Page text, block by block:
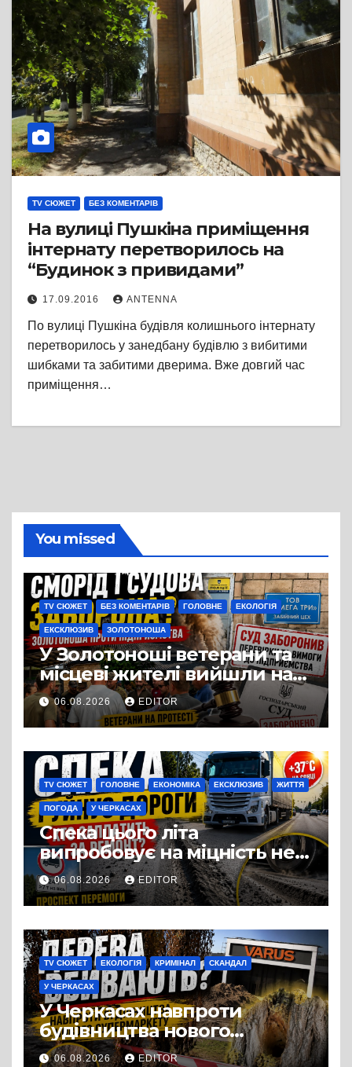
TV СЮЖЕТ БЕЗ КОМЕНТАРІВ
На вулиці Пушкіна приміщення
інтернату перетворилось на
“Будинок з привидами”
17.09.2016 ANTENNA
По вулиці Пушкіна будівля колишнього інтернату
перетворилось у занедбану будівлю з вибитими
шибками та забитими дверима. Вже довгий час
приміщення…
You missed
TV СЮЖЕТ БЕЗ КОМЕНТАРІВ ГОЛОВНЕ ЕКОЛОГІЯ
ЕКСКЛЮЗИВ ЗОЛОТОНОША
У Золотоноші ветерани та
місцеві жителі вийшли на
протест до стін
підприємства ТОВ «Омега
Три», що займається
виробництвом м’яса птиці
06.08.2026 EDITOR
TV СЮЖЕТ ГОЛОВНЕ ЕКОНОМІКА ЕКСКЛЮЗИВ ЖИТТЯ
ПОГОДА У ЧЕРКАСАХ
Спека цього літа
випробовує на міцність не
лише людей, а й дороги
Черкас
06.08.2026 EDITOR
TV СЮЖЕТ ЕКОЛОГІЯ КРИМІНАЛ СКАНДАЛ
У ЧЕРКАСАХ
У Черкасах навпроти
будівництва нового
супермаркету VARUS на
06.08.2026 EDITOR